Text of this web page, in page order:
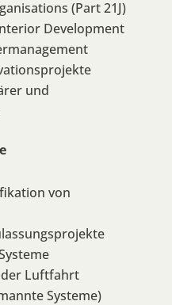
(Part 21J)
Development
und
von
Luftfahrt
Systeme)